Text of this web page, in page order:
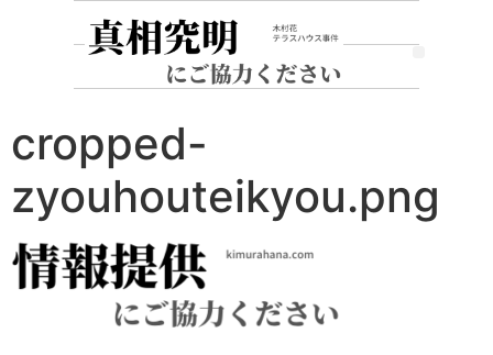
cropped-
zyouhouteikyou.png